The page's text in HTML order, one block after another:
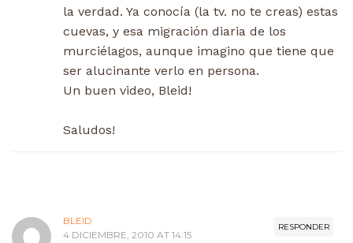
la verdad. Ya conocía (la tv. no te creas) estas
cuevas, y esa migración diaria de los
murciélagos, aunque imagino que tiene que
ser alucinante verlo en persona.
Un buen video, Bleid!
Saludos!
RESPONDER
BLEID
4 DICIEMBRE, 2010 AT 14:15